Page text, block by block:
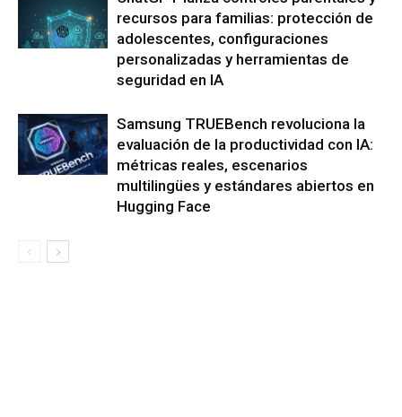
recursos para familias: protección de
adolescentes, configuraciones
personalizadas y herramientas de
seguridad en IA
Samsung TRUEBench revoluciona la
evaluación de la productividad con IA:
métricas reales, escenarios
multilingües y estándares abiertos en
Hugging Face